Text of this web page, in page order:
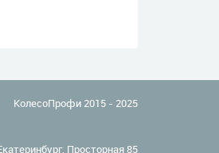
КолесоПрофи 2015 - 2025
Просторная 85